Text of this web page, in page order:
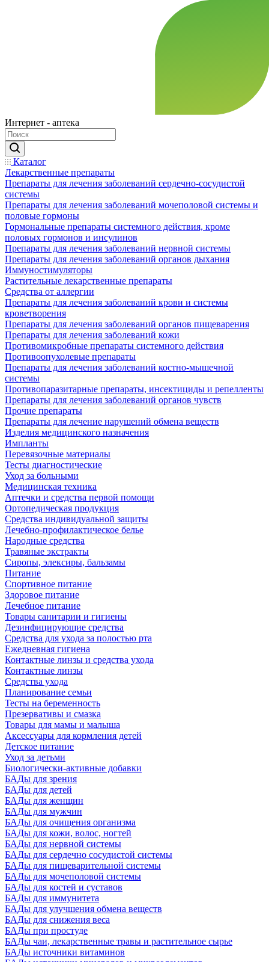
Интернет - аптека
Каталог
Лекарственные препараты
Препараты для лечения заболеваний сердечно-сосудистой
системы
Препараты для лечения заболеваний мочеполовой системы и
половые гормоны
Гормональные препараты системного действия, кроме
половых гормонов и инсулинов
Препараты для лечения заболеваний нервной системы
Препараты для лечения заболеваний органов дыхания
Иммуностимуляторы
Растительные лекарственные препараты
Средства от аллергии
Препараты для лечения заболеваний крови и системы
кроветворения
Препараты для лечения заболеваний органов пищеварения
Препараты для лечения заболеваний кожи
Противомикробные препараты системного действия
Противоопухолевые препараты
Препараты для лечения заболеваний костно-мышечной
системы
Противопаразитарные препараты, инсектициды и репелленты
Препараты для лечения заболеваний органов чувств
Прочие препараты
Препараты для лечение нарушений обмена веществ
Изделия медицинского назначения
Импланты
Перевязочные материалы
Тесты диагностические
Уход за больными
Медицинская техника
Аптечки и средства первой помощи
Ортопедическая продукция
Средства индивидуальной защиты
Лечебно-профилактическое белье
Народные средства
Травяные экстракты
Сиропы, элексиры, бальзамы
Питание
Спортивное питание
Здоровое питание
Лечебное питание
Товары санитарии и гигиены
Дезинфицирующие средства
Средства для ухода за полостью рта
Ежедневная гигиена
Контактные линзы и средства ухода
Контактные линзы
Средства ухода
Планирование семьи
Тесты на беременность
Презервативы и смазка
Товары для мамы и малыша
Аксессуары для кормления детей
Детское питание
Уход за детьми
Биологически-активные добавки
БАДы для зрения
БАДы для детей
БАДы для женщин
БАДы для мужчин
БАДы для очищения организма
БАДы для кожи, волос, ногтей
БАДы для нервной системы
БАДы для сердечно сосудистой системы
БАДы для пищеварительной системы
БАДы для мочеполовой системы
БАДы для костей и суставов
БАДы для иммунитета
БАДы для улучшения обмена веществ
БАДы для снижения веса
БАДы при простуде
БАДы чаи, лекарственные травы и растительное сырье
БАДы источники витаминов